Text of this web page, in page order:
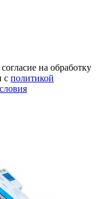
на обработку
с политикой